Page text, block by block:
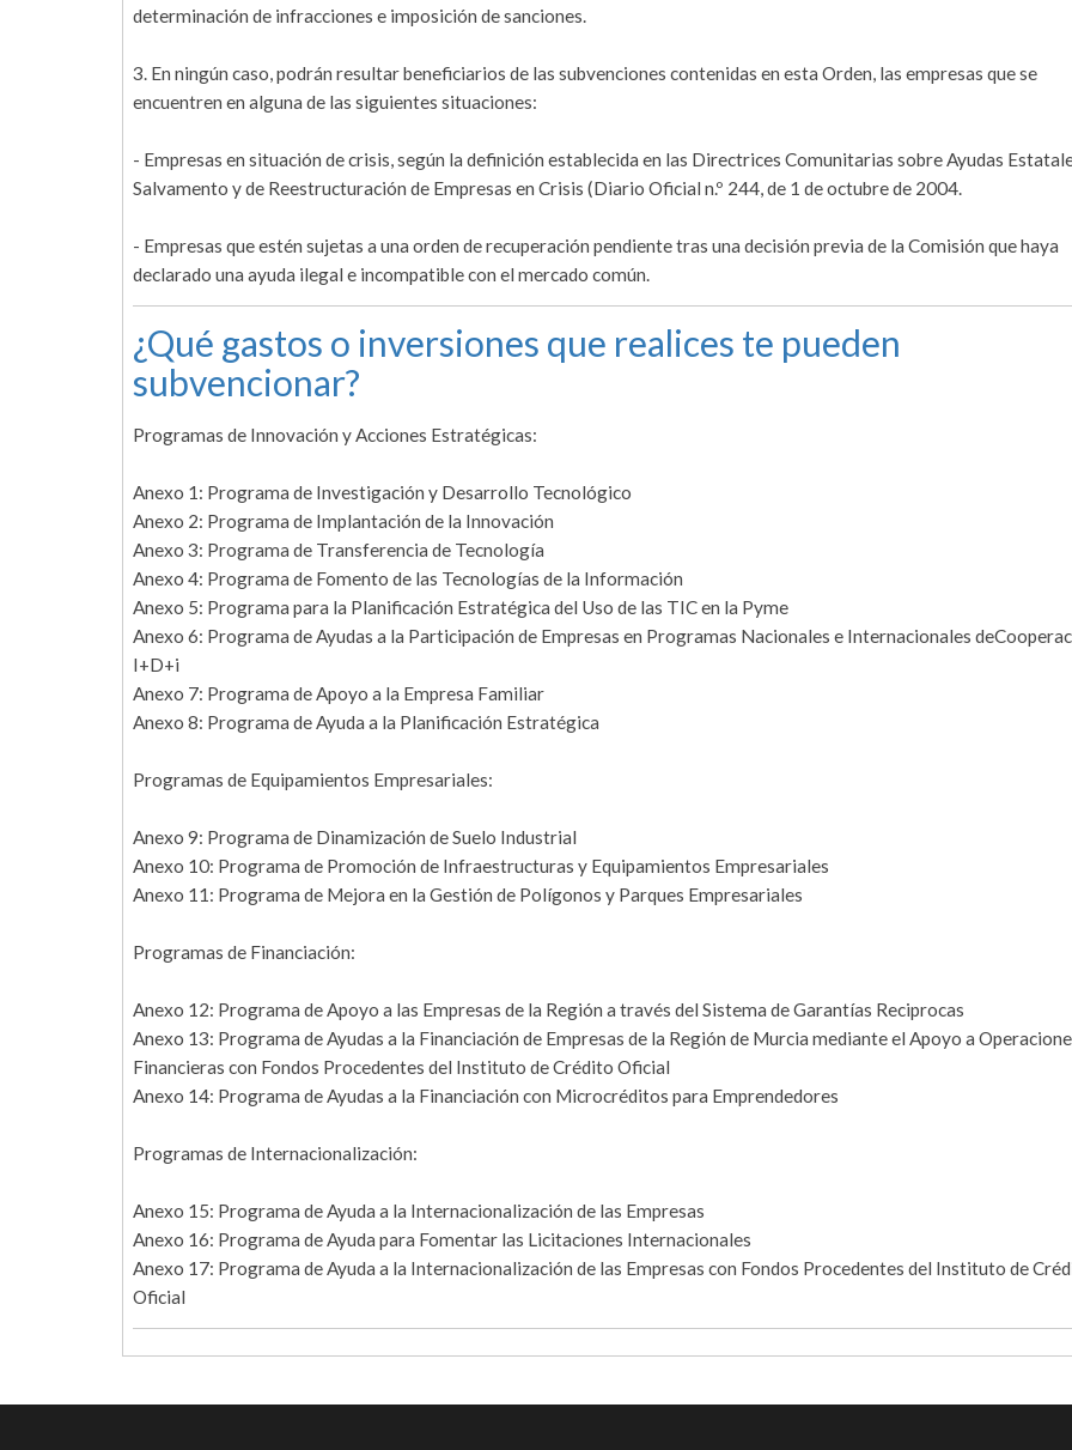
determinación de infracciones e imposición de sanciones.
3. En ningún caso, podrán resultar beneficiarios de las subvenciones contenidas en esta Orden, las empresas que se
encuentren en alguna de las siguientes situaciones:
- Empresas en situación de crisis, según la definición establecida en las Directrices Comunitarias sobre Ayudas
Salvamento y de Reestructuración de Empresas en Crisis (Diario Oficial n.º 244, de 1 de octubre de 2004.
- Empresas que estén sujetas a una orden de recuperación pendiente tras una decisión previa de la Comisión que haya
declarado una ayuda ilegal e incompatible con el mercado común.
¿Qué gastos o inversiones que realices te pueden
subvencionar?
Programas de Innovación y Acciones Estratégicas:
Anexo 1: Programa de Investigación y Desarrollo Tecnológico
Anexo 2: Programa de Implantación de la Innovación
Anexo 3: Programa de Transferencia de Tecnología
Anexo 4: Programa de Fomento de las Tecnologías de la Información
Anexo 5: Programa para la Planificación Estratégica del Uso de las TIC en la Pyme
Anexo 6: Programa de Ayudas a la Participación de Empresas en Programas Nacionales e Internacionales
I+D+i
Anexo 7: Programa de Apoyo a la Empresa Familiar
Anexo 8: Programa de Ayuda a la Planificación Estratégica
Programas de Equipamientos Empresariales:
Anexo 9: Programa de Dinamización de Suelo Industrial
Anexo 10: Programa de Promoción de Infraestructuras y Equipamientos Empresariales
Anexo 11: Programa de Mejora en la Gestión de Polígonos y Parques Empresariales
Programas de Financiación:
Anexo 12: Programa de Apoyo a las Empresas de la Región a través del Sistema de Garantías Reciprocas
Anexo 13: Programa de Ayudas a la Financiación de Empresas de la Región de Murcia mediante el Apoyo a
Financieras con Fondos Procedentes del Instituto de Crédito Oficial
Anexo 14: Programa de Ayudas a la Financiación con Microcréditos para Emprendedores
Programas de Internacionalización:
Anexo 15: Programa de Ayuda a la Internacionalización de las Empresas
Anexo 16: Programa de Ayuda para Fomentar las Licitaciones Internacionales
Anexo 17: Programa de Ayuda a la Internacionalización de las Empresas con Fondos Procedentes del Instituto de
Oficial